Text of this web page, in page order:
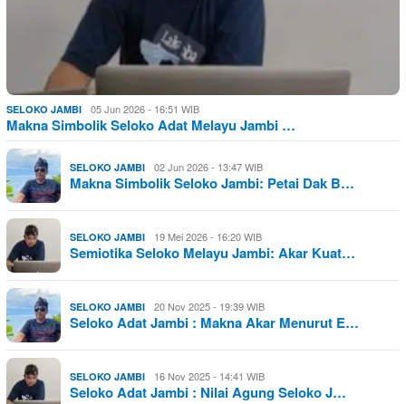
SELOKO JAMBI 05 Jun 2026 - 16:51 WIB
Makna Simbolik Seloko Adat Melayu Jambi …
SELOKO JAMBI 02 Jun 2026 - 13:47 WIB
Makna Simbolik Seloko Jambi: Petai Dak B…
SELOKO JAMBI 19 Mei 2026 - 16:20 WIB
Semiotika Seloko Melayu Jambi: Akar Kuat…
SELOKO JAMBI 20 Nov 2025 - 19:39 WIB
Seloko Adat Jambi : Makna Akar Menurut E…
SELOKO JAMBI 16 Nov 2025 - 14:41 WIB
Seloko Adat Jambi : Nilai Agung Seloko J…